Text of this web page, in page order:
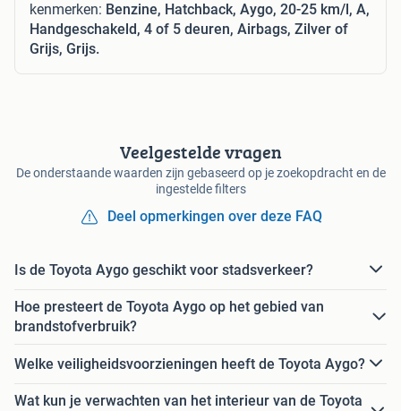
kenmerken: Benzine, Hatchback, Aygo, 20-25 km/l, A,
Handgeschakeld, 4 of 5 deuren, Airbags, Zilver of
Grijs, Grijs.
Veelgestelde vragen
De onderstaande waarden zijn gebaseerd op je zoekopdracht en de
ingestelde filters
Deel opmerkingen over deze FAQ
Is de Toyota Aygo geschikt voor stadsverkeer?
Hoe presteert de Toyota Aygo op het gebied van
brandstofverbruik?
Welke veiligheidsvoorzieningen heeft de Toyota Aygo?
Wat kun je verwachten van het interieur van de Toyota